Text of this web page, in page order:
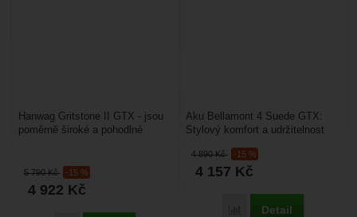
5 790Kč -15 %
4 922 Kč
Hanwag Gritstone II GTX - jsou
poměrně široké a pohodlné
4 890Kč -15 %
4 157 Kč
Porovnat
Detail
Aku Bellamont 4 Suede GTX:
Stylový komfort a udržitelnost
běžné městské...